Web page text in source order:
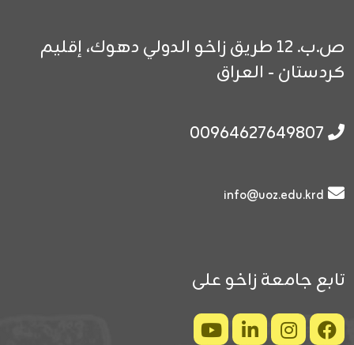
ص.ب. 12 طريق زاخو الدولي دهوك، إقليم
كردستان - العراق
00964627649807
info@uoz.edu.krd
تابع جامعة زاخو على